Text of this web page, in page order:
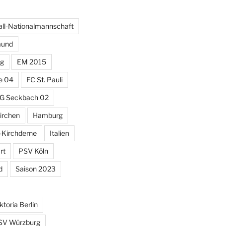
Nationalmannschaft
EM 2015
04 FC St. Pauli
Seckbach 02
Hamburg
Italien
PSV Köln
Saison 2023
Berlin
Würzburg